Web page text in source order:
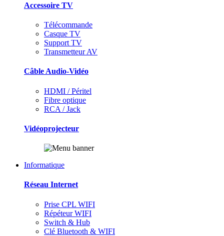
Accessoire TV
Télécommande
Casque TV
Support TV
Transmetteur AV
Câble Audio-Vidéo
HDMI / Péritel
Fibre optique
RCA / Jack
Vidéoprojecteur
Informatique
Réseau Internet
Prise CPL WIFI
Répéteur WIFI
Switch & Hub
Clé Bluetooth & WIFI